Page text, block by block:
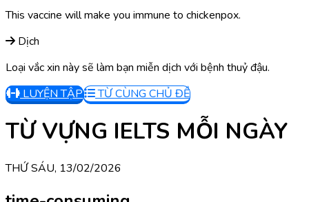
This vaccine will make you immune to chickenpox.
Dịch
Loại vắc xin này sẽ làm bạn miễn dịch với bệnh thuỷ đậu.
LUYỆN TẬP
TỪ CÙNG CHỦ ĐỀ
TỪ VỰNG IELTS MỖI NGÀY
THỨ SÁU, 13/02/2026